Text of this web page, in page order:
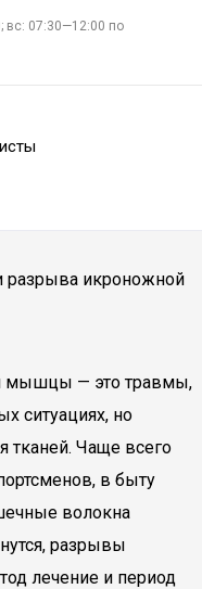
вс: 07:30—12:00 по
разрыва икроножной
мышцы — это травмы,
ситуациях, но
тканей. Чаще всего
в быту
волокна
разрывы
лечение и период